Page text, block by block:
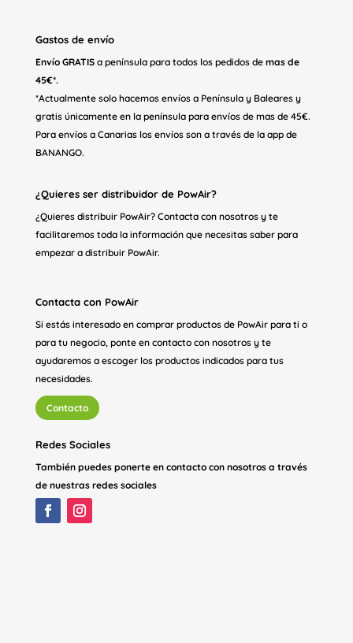
Gastos de envío
Envío GRATISa península para todos los pedidos de mas de
45€*.
*Actualmente solo hacemos envíos a Península y Baleares y
gratis únicamente en la península para envíos de mas de 45€.
Para envíos a Canarias los envíos son a través de la app de
BANANGO.
¿Quieres ser distribuidor de PowAir?
¿Quieres distribuir PowAir? Contacta con nosotros y te
facilitaremos toda la información que necesitas saber para
empezar a distribuir PowAir.
Contacta con PowAir
Si estás interesado en comprar productos de PowAir para ti o
para tu negocio, ponte en contacto con nosotros y te
ayudaremos a escoger los productos indicados para tus
necesidades.
Contacto
Redes Sociales
También puedes ponerte en contacto con nosotros a través
de nuestras redes sociales